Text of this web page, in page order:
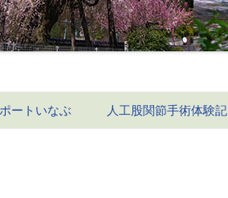
ートいなぶ 人工股関節手術体験記